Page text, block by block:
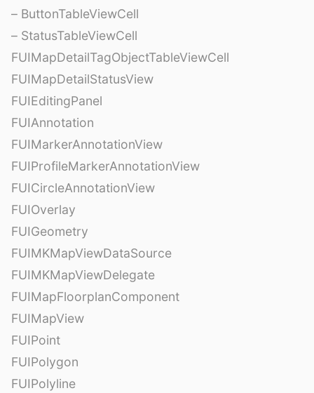
– ButtonTableViewCell
– StatusTableViewCell
FUIMapDetailTagObjectTableViewCell
FUIMapDetailStatusView
FUIEditingPanel
FUIAnnotation
FUIMarkerAnnotationView
FUIProfileMarkerAnnotationView
FUICircleAnnotationView
FUIOverlay
FUIGeometry
FUIMKMapViewDataSource
FUIMKMapViewDelegate
FUIMapFloorplanComponent
FUIMapView
FUIPoint
FUIPolygon
FUIPolyline